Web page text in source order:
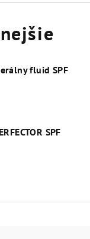
fluid SPF
SPF